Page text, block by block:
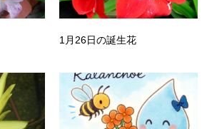
1月26日の誕生花